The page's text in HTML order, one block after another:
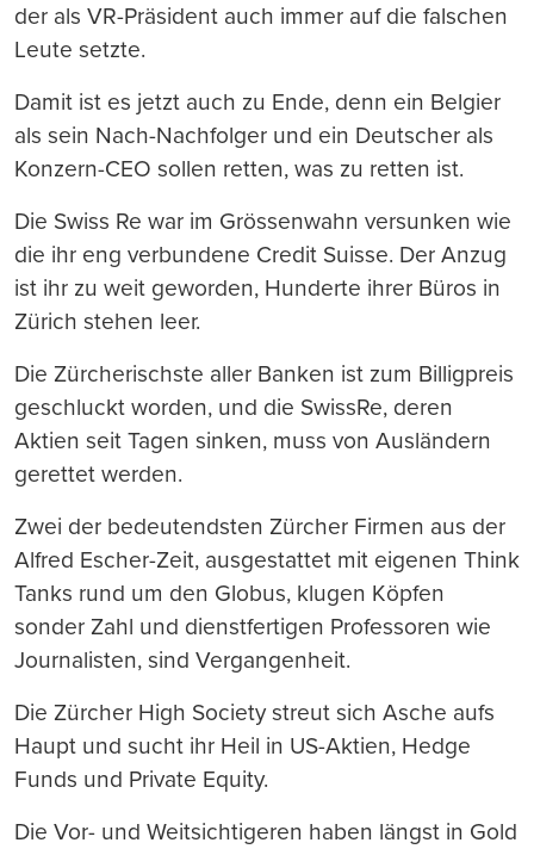
der als VR-Präsident auch immer auf die falschen
Leute setzte.
Damit ist es jetzt auch zu Ende, denn ein Belgier
als sein Nach-Nachfolger und ein Deutscher als
Konzern-CEO sollen retten, was zu retten ist.
Die Swiss Re war im Grössenwahn versunken wie
die ihr eng verbundene Credit Suisse. Der Anzug
ist ihr zu weit geworden, Hunderte ihrer Büros in
Zürich stehen leer.
Die Zürcherischste aller Banken ist zum Billigpreis
geschluckt worden, und die SwissRe, deren
Aktien seit Tagen sinken, muss von Ausländern
gerettet werden.
Zwei der bedeutendsten Zürcher Firmen aus der
Alfred Escher-Zeit, ausgestattet mit eigenen Think
Tanks rund um den Globus, klugen Köpfen
sonder Zahl und dienstfertigen Professoren wie
Journalisten, sind Vergangenheit.
Die Zürcher High Society streut sich Asche aufs
Haupt und sucht ihr Heil in US-Aktien, Hedge
Funds und Private Equity.
Die Vor- und Weitsichtigeren haben längst in Gold